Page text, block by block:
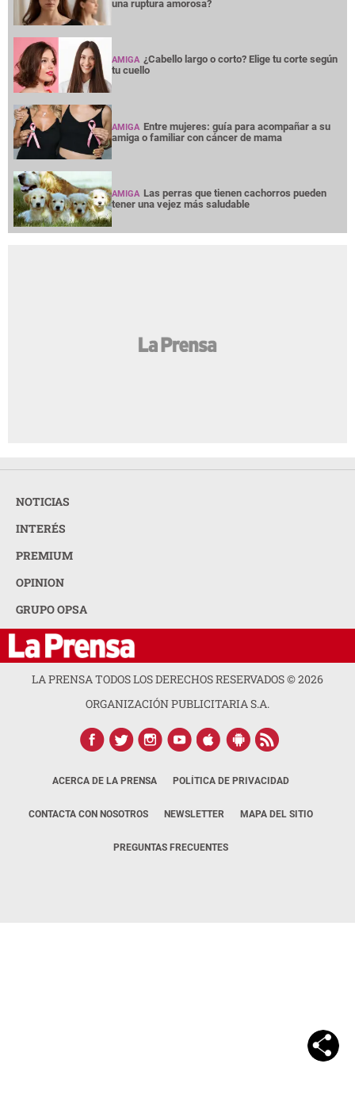
una ruptura amorosa?
AMIGA ¿Cabello largo o corto? Elige tu corte según
tu cuello
AMIGA Entre mujeres: guía para acompañar a su
amiga o familiar con cáncer de mama
AMIGA Las perras que tienen cachorros pueden
tener una vejez más saludable
NOTICIAS
INTERÉS
PREMIUM
OPINION
GRUPO OPSA
LA PRENSA TODOS LOS DERECHOS RESERVADOS ©2026
ORGANIZACIÓN PUBLICITARIA S.A.
ACERCA DE LA PRENSA POLÍTICA DE PRIVACIDAD
CONTACTA CON NOSOTROS NEWSLETTER MAPA DEL SITIO
PREGUNTAS FRECUENTES